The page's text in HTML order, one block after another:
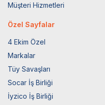
Müşteri Hizmetleri
Özel Sayfalar
4 Ekim Özel
Markalar
Tüy Savaşları
Socar İş Birliği
İyzico İş Birliği